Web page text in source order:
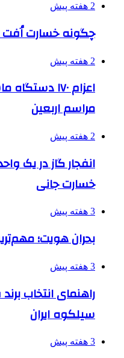
2 هفته پیش
چگونه خسارت اُفت
2 هفته پیش
اعزام ۱۷۰
مراسم اربعین
2 هفته پیش
انفجار گاز در یک
خسارت جانی
3 هفته پیش
بحران هویت؛
3 هفته پیش
راهنمای انتخاب
سیلکوه ایران
3 هفته پیش